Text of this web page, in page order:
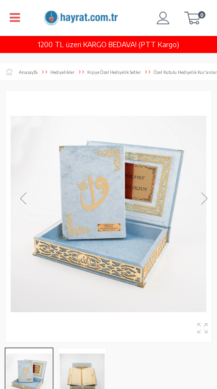
1200 TL üzeri KARGO BEDAVA! (PTT Kargo)
0
Anasayfa Hediyelikler Kişiye Özel Hediyelik Setler Özel Kutulu Hediyelik Kur’anlar